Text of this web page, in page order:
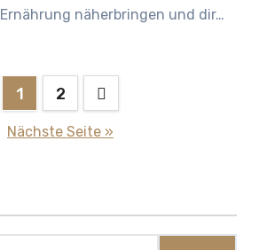
näherbringen und dir…
1 2
Nächste Seite »